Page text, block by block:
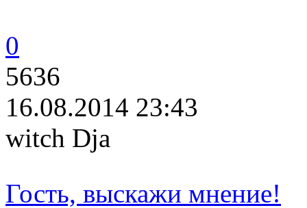
0
5636
16.08.2014 23:43
witch Dja
Гость, выскажи мнение!